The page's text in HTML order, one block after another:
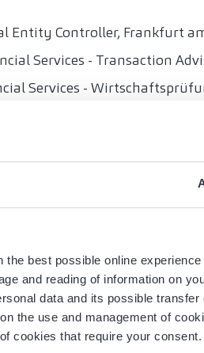
best possible online
and reading of information on
data and its possible transfer
the use and management of
cookies that require your
Entity Controller, Frankfurt
Services - Transaction
Services -
Simon Ohm FH Nürnberg